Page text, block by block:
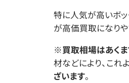
特に人気が高いボ
が高価買取になり
※買取相場はあく
材などにより、これ
ざいます。